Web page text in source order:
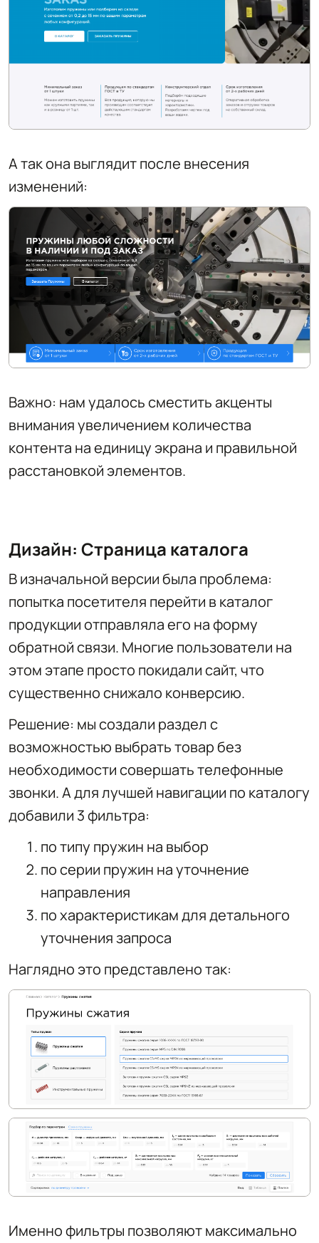
А так она выглядит после внесения
изменений:
Важно: нам удалось сместить акценты
внимания увеличением количества
контента на единицу экрана и правильной
расстановкой элементов.
Дизайн: Страница каталога
В изначальной версии была проблема:
попытка посетителя перейти в каталог
продукции отправляла его на форму
обратной связи. Многие пользователи на
этом этапе просто покидали сайт, что
существенно снижало конверсию.
Решение: мы создали раздел с
возможностью выбрать товар без
необходимости совершать телефонные
звонки. А для лучшей навигации по каталогу
добавили 3 фильтра:
по типу пружин на выбор
по серии пружин на уточнение
направления
по характеристикам для детального
уточнения запроса
Наглядно это представлено так:
Именно фильтры позволяют максимально